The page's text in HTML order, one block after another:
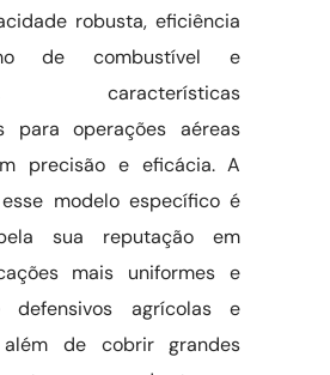
robusta, eficiência
de combustível e
características
para operações aéreas
precisão e eficácia. A
modelo específico é
sua reputação em
mais uniformes e
defensivos agrícolas e
além de cobrir grandes